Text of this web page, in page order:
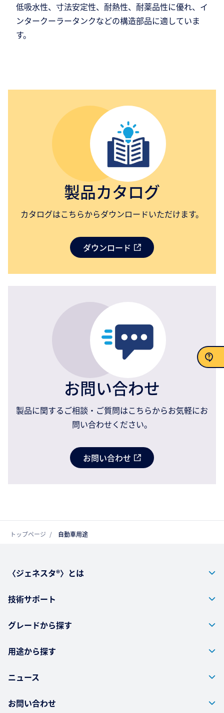
低吸水性、寸法安定性、耐熱性、耐薬品性に優れ、イ
ンタークーラータンクなどの構造部品に適していま
す。
お問い合わせ
製品カタログ
カタログはこちらからダウンロードいただけます。
ダウンロード
お問い合わせ
製品に関するご相談・ご質問はこちらからお気軽にお
問い合わせください。
お問い合わせ
トップページ 自動車用途
〈ジェネスタ®〉とは
技術サポート
グレードから探す
用途から探す
ニュース
お問い合わせ